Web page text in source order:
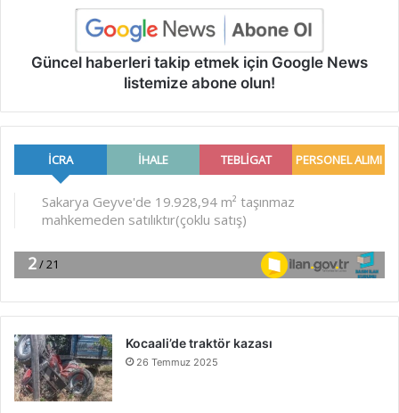
Güncel haberleri takip etmek için Google News
listemize abone olun!
Kocaali’de traktör kazası
26 Temmuz 2025